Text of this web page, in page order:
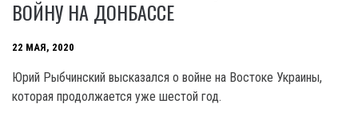
ВОЙНУ НА ДОНБАССЕ
22 МАЯ, 2020
Юрий Рыбчинский высказался о войне на Востоке Украины,
которая продолжается уже шестой год.